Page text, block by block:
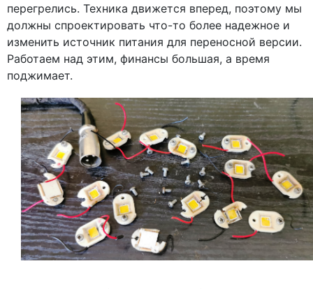
перегрелись. Техника движется вперед, поэтому мы
должны спроектировать что-то более надежное и
изменить источник питания для переносной версии.
Работаем над этим, финансы большая, а время
поджимает.